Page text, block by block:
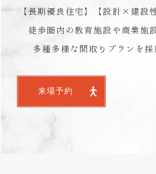
【長期優良住宅】【設計×建設
徒歩圏内の教育施設や商業施
多種多様な間取りプランを
来場予約